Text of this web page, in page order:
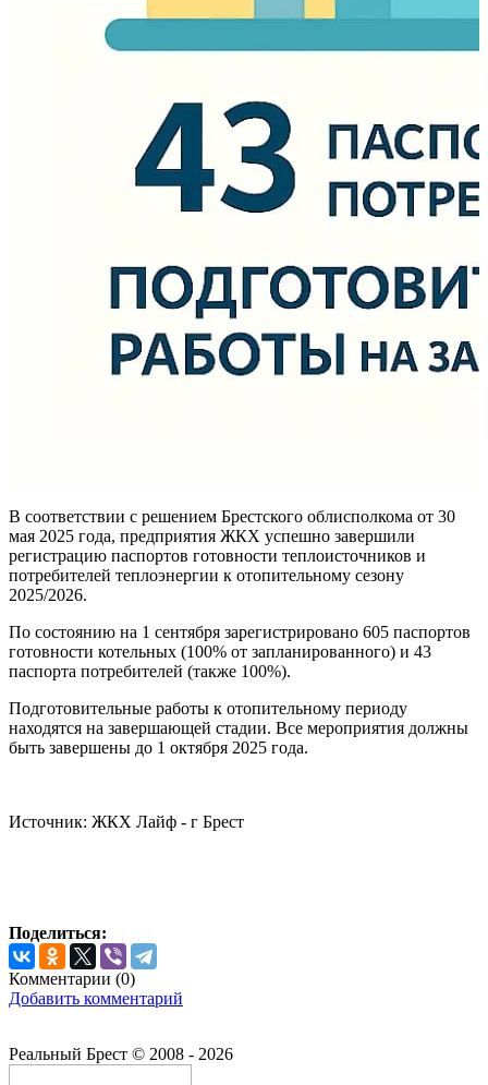
В соответствии с решением Брестского облисполкома от 30
мая 2025 года, предприятия ЖКХ успешно завершили
регистрацию паспортов готовности теплоисточников и
потребителей теплоэнергии к отопительному сезону
2025/2026.
По состоянию на 1 сентября зарегистрировано 605 паспортов
готовности котельных (100% от запланированного) и 43
паспорта потребителей (также 100%).
Подготовительные работы к отопительному периоду
находятся на завершающей стадии. Все мероприятия должны
быть завершены до 1 октября 2025 года.
Источник: ЖКХ Лайф - г Брест
Поделиться:
Комментарии (0)
Добавить комментарий
Реальный Брест © 2008 - 2026